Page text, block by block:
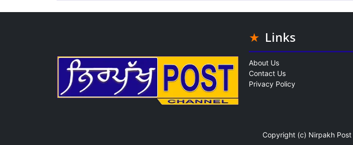
Links
About Us
Contact Us
Privacy Policy
Copyright (c) Nirpakh Post